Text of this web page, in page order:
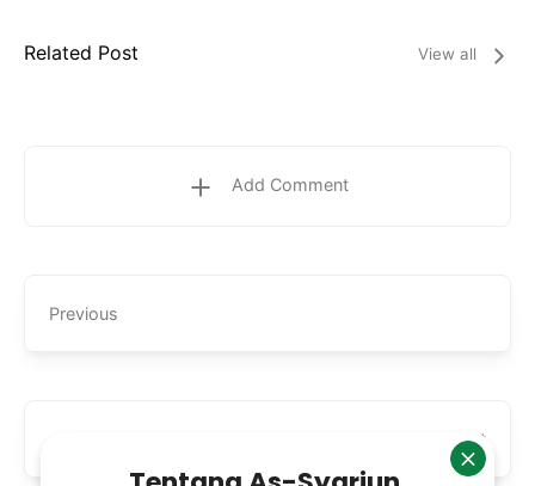
Related Post View all
Add Comment
Previous
Next